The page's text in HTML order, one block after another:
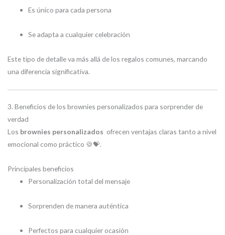
Es único para cada persona
Se adapta a cualquier celebración
Este tipo de detalle va más allá de los regalos comunes, marcando
una diferencia significativa.
3. Beneficios de los brownies personalizados para sorprender de
verdad
Los brownies personalizados ofrecen ventajas claras tanto a nivel
emocional como práctico 🍪💝.
Principales beneficios
Personalización total del mensaje
Sorprenden de manera auténtica
Perfectos para cualquier ocasión